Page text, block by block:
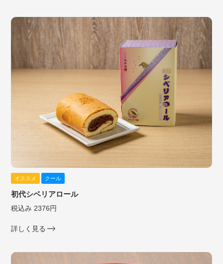
オススメ クール
初代シベリアロール
税込み 2376円
詳しく見る